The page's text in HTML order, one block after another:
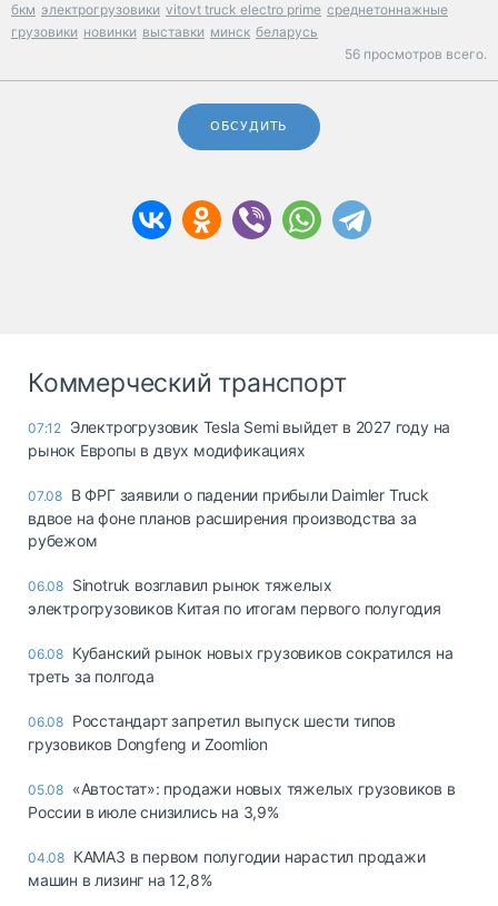
бкм электрогрузовики vitovt truck electro prime среднетоннажные
грузовики новинки выставки минск беларусь
56 просмотров всего.
ОБСУДИТЬ
Коммерческий транспорт
07:12 Электрогрузовик Tesla Semi выйдет в 2027 году на
рынок Европы в двух модификациях
07.08 В ФРГ заявили о падении прибыли Daimler Truck
вдвое на фоне планов расширения производства за
рубежом
06.08 Sinotruk возглавил рынок тяжелых
электрогрузовиков Китая по итогам первого полугодия
06.08 Кубанский рынок новых грузовиков сократился на
треть за полгода
06.08 Росстандарт запретил выпуск шести типов
грузовиков Dongfeng и Zoomlion
05.08 «Автостат»: продажи новых тяжелых грузовиков в
России в июле снизились на 3,9%
04.08 КАМАЗ в первом полугодии нарастил продажи
машин в лизинг на 12,8%